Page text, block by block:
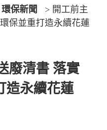
環保新聞
> 開工前主
保並重打造永續花蓮
廢清書 落實
造永續花蓮